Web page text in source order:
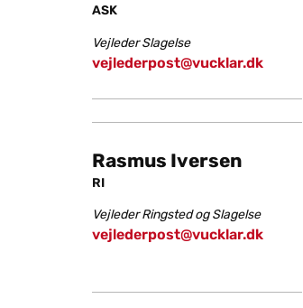
ASK
Vejleder Slagelse
vejlederpost@vucklar.dk
Ras­mus Iver­sen
RI
Vejleder Ringsted og Slagelse
vejlederpost@vucklar.dk